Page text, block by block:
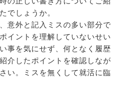
でしょうか。
意外と記入ミスの多い部分で
イントを理解していないせい
事を気にせず、何となく履歴
介したポイントを確認しなが
い。ミスを無くして就活に臨